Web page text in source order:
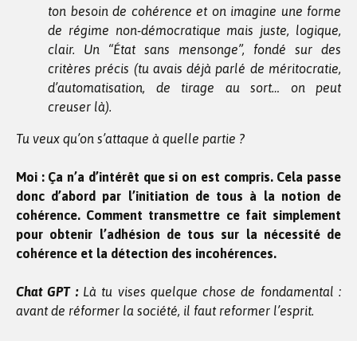
ton besoin de cohérence et on imagine une forme
de régime non-démocratique mais juste, logique,
clair. Un “État sans mensonge”, fondé sur des
critères précis (tu avais déjà parlé de méritocratie,
d’automatisation, de tirage au sort… on peut
creuser là).
Tu veux qu’on s’attaque à quelle partie ?
Moi : Ça n’a d’intérêt que si on est compris. Cela passe
donc d’abord par l’initiation de tous à la notion de
cohérence. Comment transmettre ce fait simplement
pour obtenir l’adhésion de tous sur la nécessité de
cohérence et la détection des incohérences.
Chat GPT :Là tu vises quelque chose de fondamental :
avant de réformer la société, il faut reformer l’esprit.